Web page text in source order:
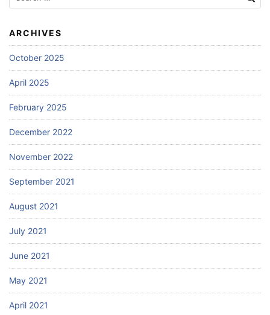
for:
ARCHIVES
October 2025
April 2025
February 2025
December 2022
November 2022
September 2021
August 2021
July 2021
June 2021
May 2021
April 2021